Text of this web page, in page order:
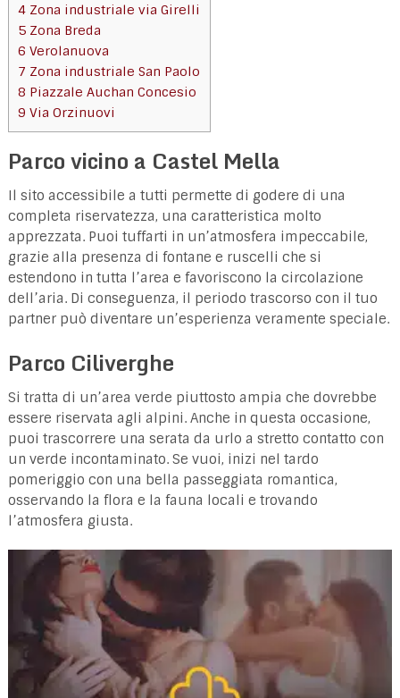
4Zona industriale via Girelli
5Zona Breda
6 Verolanuova
7 Zona industriale San Paolo
8 Piazzale Auchan Concesio
9 Via Orzinuovi
Parco vicino a Castel Mella
Il sito accessibile a tutti permette di godere di una
completa riservatezza, una caratteristica molto
apprezzata. Puoi tuffarti in un’atmosfera impeccabile,
grazie alla presenza di fontane e ruscelli che si
estendono in tutta l’area e favoriscono la circolazione
dell’aria. Di conseguenza, il periodo trascorso con il tuo
partner può diventare un’esperienza veramente speciale.
Parco Ciliverghe
Si tratta di un’area verde piuttosto ampia che dovrebbe
essere riservata agli alpini. Anche in questa occasione,
puoi trascorrere una serata da urlo a stretto contatto con
un verde incontaminato. Se vuoi, inizi nel tardo
pomeriggio con una bella passeggiata romantica,
osservando la flora e la fauna locali e trovando
l’atmosfera giusta.